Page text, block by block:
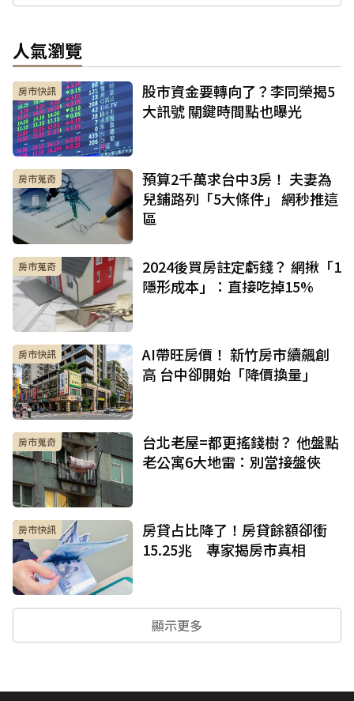
人氣瀏覽
房市快訊
股市資金要轉向了？李同榮揭5
大訊號 關鍵時間點也曝光
房市蒐奇
預算2千萬求台中3房！ 夫妻為
兒鋪路列「5大條件」 網秒推這
區
房市蒐奇
2024後買房註定虧錢？ 網揪「1
隱形成本」：直接吃掉15%
房市快訊
AI帶旺房價！ 新竹房市續飆創
高 台中卻開始「降價換量」
房市蒐奇
台北老屋=都更搖錢樹？ 他盤點
老公寓6大地雷：別當接盤俠
房市快訊
房貸占比降了！房貸餘額卻衝
15.25兆 專家揭房市真相
顯示更多